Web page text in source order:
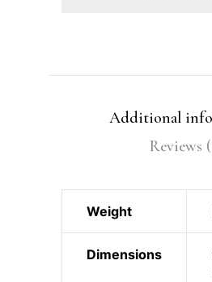
Additional
Reviews
Weight
Dimensions